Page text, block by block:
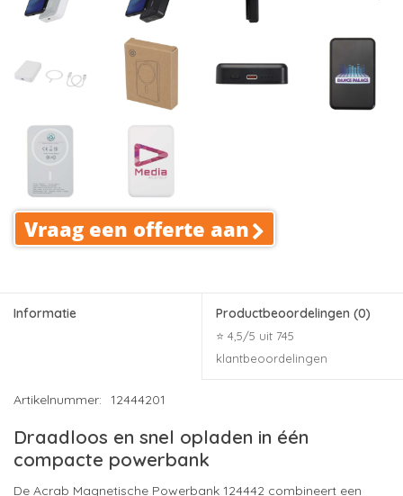
Vraag een offerte aan
Informatie Productbeoordelingen (0)
⭐ 4,5/5 uit 745
klantbeoordelingen
Artikelnummer: 12444201
Draadloos en snel opladen in één
compacte powerbank
De Acrab Magnetische Powerbank 124442 combineert een